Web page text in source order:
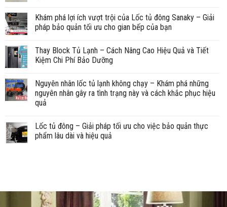
Khám phá lợi ích vượt trội của Lốc tủ đông Sanaky – Giải
pháp bảo quản tối ưu cho gian bếp của bạn
Thay Block Tủ Lạnh – Cách Nâng Cao Hiệu Quả và Tiết
Kiệm Chi Phí Bảo Dưỡng
Nguyên nhân lốc tủ lạnh không chạy – Khám phá những
nguyên nhân gây ra tình trạng này và cách khắc phục hiệu
quả
Lốc tủ đông – Giải pháp tối ưu cho việc bảo quản thực
phẩm lâu dài và hiệu quả